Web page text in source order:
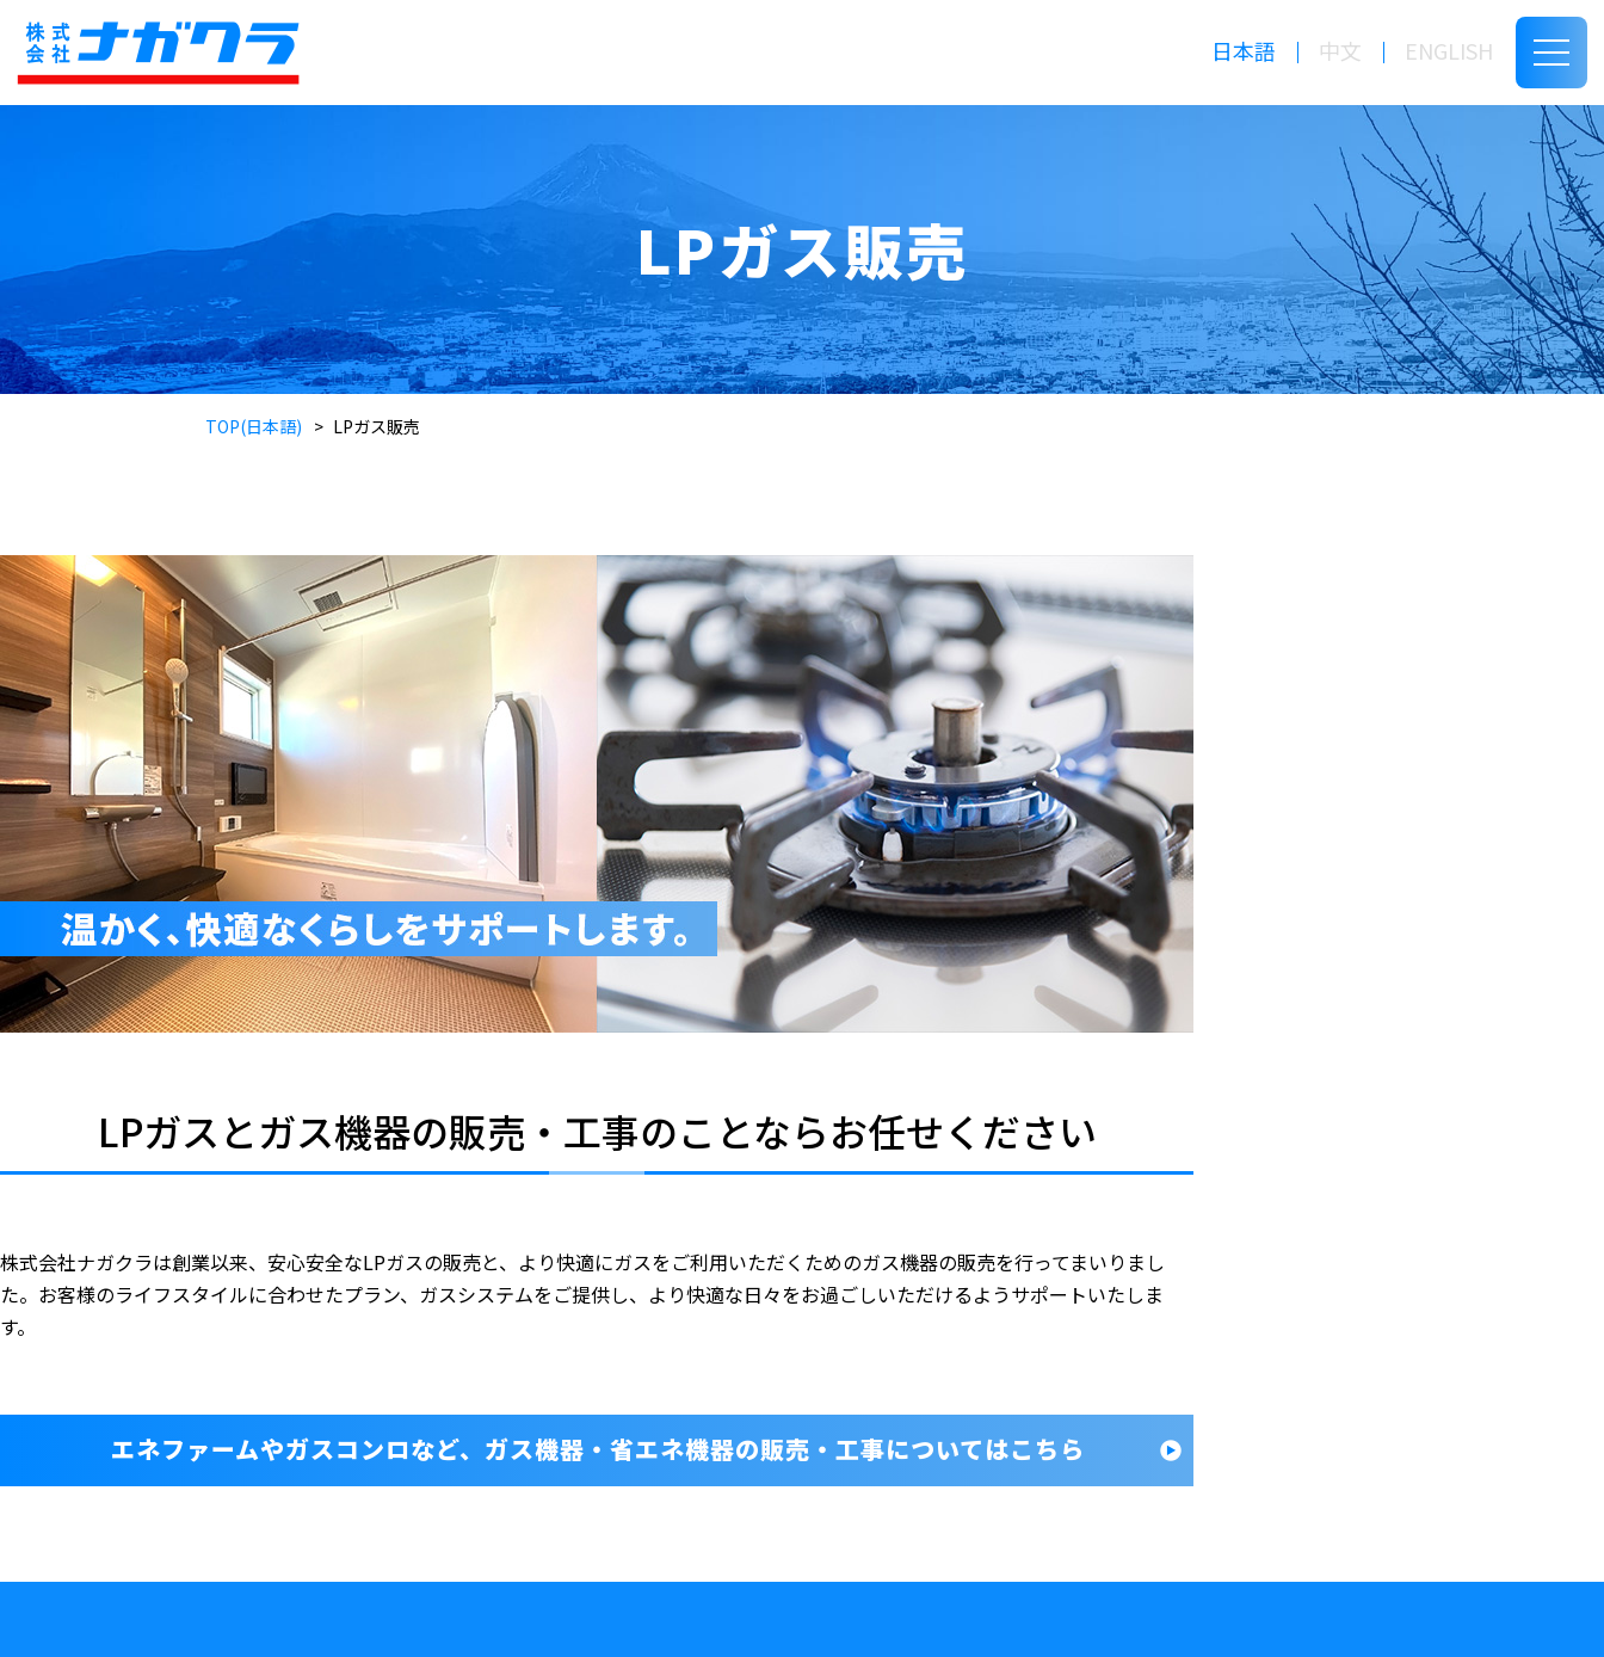
日本語 中文 ENGLISH
LPガス販売
TOP(日本語) LPガス販売
LPガスとガス機器の販売・工事のことならお任せください
株式会社ナガクラは創業以来、安心安全なLPガスの販売と、より快適にガスをご利用いただくためのガス機器の販売を行ってまいりまし
た。お客様のライフスタイルに合わせたプラン、ガスシステムをご提供し、より快適な日々をお過ごしいただけるようサポートいたしま
す。
エネファームやガスコンロなど、 ガス機器・省エネ機器の販売・工事についてはこちら